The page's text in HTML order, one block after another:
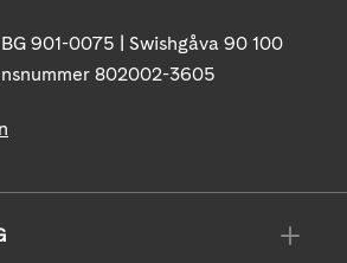
901-0075 | Swishgåva 90 100
802002-3605